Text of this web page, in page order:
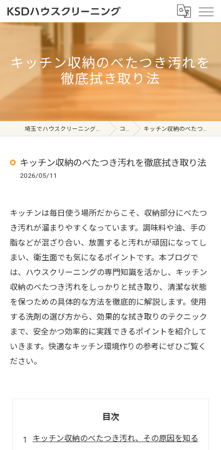
キッチン収納のべたつき汚れを
徹底拭き取り法
埼玉でハウスクリーニングならKSDハウスクリーニング コラム キッチン収納のべたつき汚れを徹底拭き取り法
キッチン収納のべたつき汚れを徹底拭き取り法
2026/05/11
キッチンは毎日使う場所だからこそ、収納部分にべたつ
き汚れが溜まりやすくなっています。調味料や油、手の
脂などが混ざり合い、放置すると汚れが頑固になってし
まい、衛生面でも気になるポイントです。本ブログで
は、ハウスクリーニングの専門知識を活かし、キッチン
収納のべたつき汚れをしっかりと拭き取り、清潔な状態
を保つための具体的な方法を徹底的に解説します。使用
する洗剤の選び方から、効果的な拭き取りのテクニック
まで、安全かつ効率的に実践できるポイントを紹介して
いきます。快適なキッチン環境作りの参考にぜひご覧く
ださい。
目次
キッチン収納のべたつき汚れ、その原因を知る